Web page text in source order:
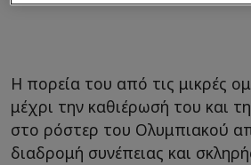
Η πορεία του από τις μικρές
μέχρι την καθιέρωσή του και
στο ρόστερ του Ολυμπιακού
διαδρομή συνέπειας και